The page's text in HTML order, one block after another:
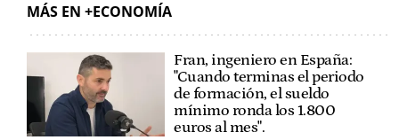
MÁS EN +ECONOMÍA
Fran, ingeniero en España:
"Cuando terminas el periodo
de formación, el sueldo
mínimo ronda los 1.800
euros al mes".